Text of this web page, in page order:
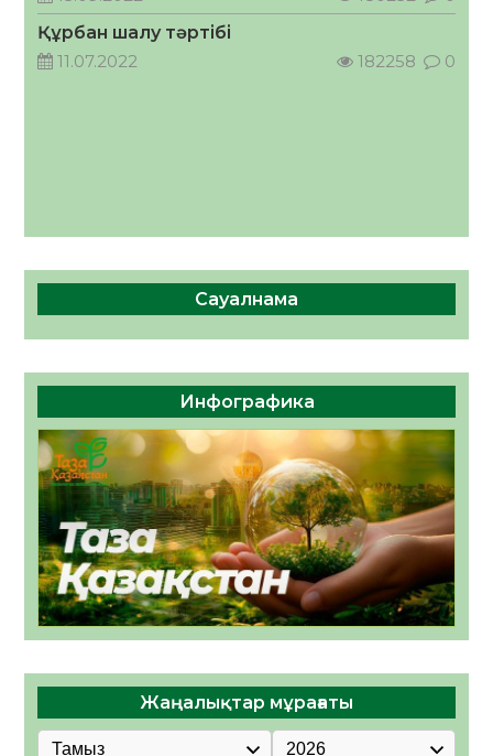
05.08.2026
54 0
Құрбан шалу тәртібі
11.07.2022
182258 0
Сауалнама
Инфографика
Жаңалықтар мұрағаты